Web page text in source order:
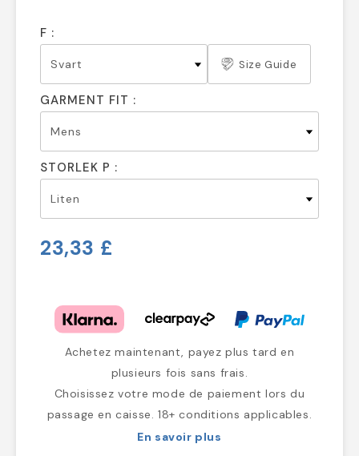
F :
Size Guide
GARMENT FIT :
STORLEK P :
23,33 £
Achetez maintenant, payez plus tard en
plusieurs fois sans frais.
Choisissez votre mode de paiement lors du
passage en caisse. 18+ conditions applicables.
En savoir plus